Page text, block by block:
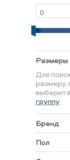
Размеры
Для
размеру,
выберите
группу
Бренд
Sram
30
Пол